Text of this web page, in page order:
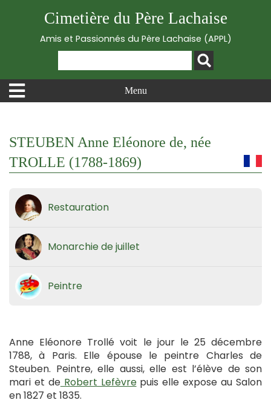
Cimetière du Père Lachaise
Amis et Passionnés du Père Lachaise (APPL)
Menu
STEUBEN Anne Eléonore de, née
TROLLE (1788-1869)
Restauration
Monarchie de juillet
Peintre
Anne Eléonore Trollé voit le jour le 25 décembre
1788, à Paris. Elle épouse le peintre Charles de
Steuben. Peintre, elle aussi, elle est l’élève de son
mari et deRobert Lefèvrepuis elle expose au Salon
en 1827 et 1835.